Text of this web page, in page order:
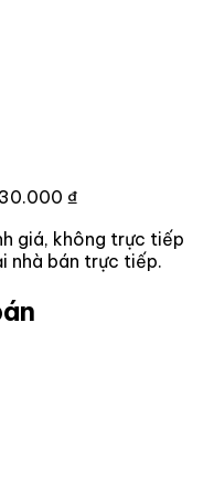
₫
giá, không trực tiếp
nhà bán trực tiếp.